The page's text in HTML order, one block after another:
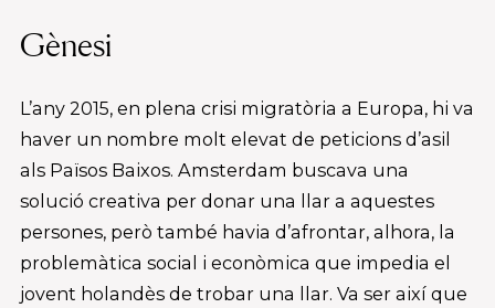
Gènesi
L’any 2015, en plena crisi migratòria a Europa, hi va
haver un nombre molt elevat de peticions d’asil
als Països Baixos. Amsterdam buscava una
solució creativa per donar una llar a aquestes
persones, però també havia d’afrontar, alhora, la
problemàtica social i econòmica que impedia el
jovent holandès de trobar una llar. Va ser així que